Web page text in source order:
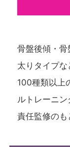
骨盤後傾・
太りタイプ
100種類以上
ルトレーニ
責任監修のも